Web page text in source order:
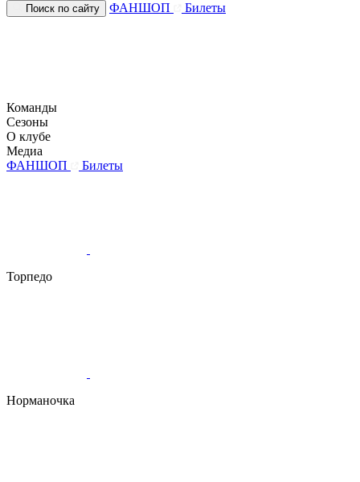
Поиск по сайту ФАНШОП Билеты
Команды
Сезоны
О клубе
Медиа
ФАНШОП
Билеты
Торпедо
Норманочка